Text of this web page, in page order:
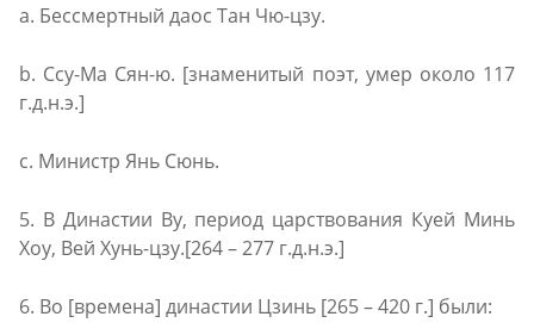
a. Бессмертный даос Тан Чю-цзу.
b. Ссу-Ма Сян-ю. [знаменитый поэт, умер около 117
г.д.н.э.]
c. Министр Янь Сюнь.
5. В Династии Ву, период царствования Куей Минь
Xоу, Вей Хунь-цзу.[264 – 277 г.д.н.э.]
6. Вo [времена] династии Цзинь [265 – 420 г.] были: